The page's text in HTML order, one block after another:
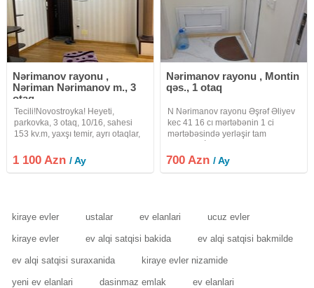
Nərimanov rayonu ,
Nəriman Nərimanov m., 3
otaq
Tecili!Novostroyka! Heyeti,
parkovka, 3 otaq, 10/16, sahesi
153 kv.m, yaxşı temir, ayrı otaqlar,
duşkabin, 2 yataq desti, 3 split
kondinsioner, 2 bslkon, kombi,
1 100 Azn/ Ay
Nərimanov rayonu , Montin
qəs., 1 otaq
N Nərimanov rayonu Əşrəf Əliyev
kec 41 16 cı mərtəbənin 1 ci
mərtəbəsində yerləşir tam
kompyuter kondisoner internet
skaf soyuducu kiçik mətbəxi
700 Azn/ Ay
kiraye evler ustalar ev elanlari ucuz evler
kiraye evler ev alqi satqisi bakida ev alqi satqisi bakmilde
ev alqi satqisi suraxanida kiraye evler nizamide
yeni ev elanlari dasinmaz emlak ev elanlari